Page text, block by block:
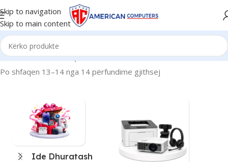
Skip to navigation
Skip to main content
Kreu/LC-POWER/Faqe 2
Po shfaqen 13–14 nga 14 përfundime gjithsej
Ide Dhuratash